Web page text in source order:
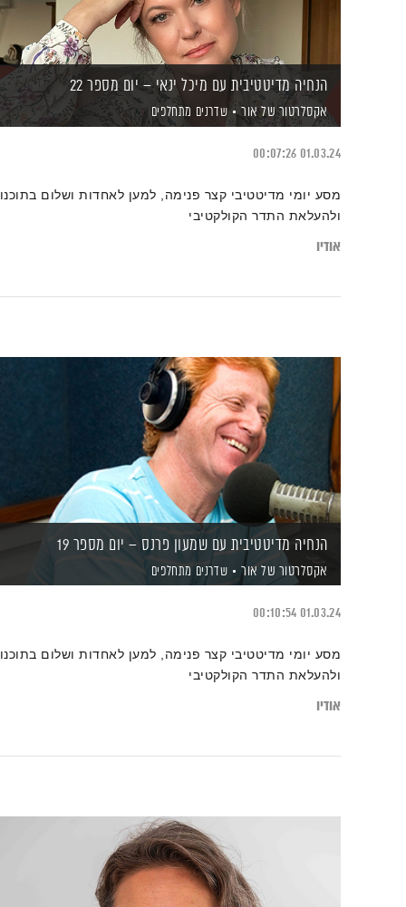
הנחיה מדיטטיבית עם מיכל ינאי – יום מספר 22
אקסלרטור של אור שדרנים מתחלפים
01.03.24
00:07:26
מסע יומי מדיטטיבי קצר פנימה, למען לאחדות ושלום בתוכנו
ולהעלאת התדר הקולקטיבי
אודיו
הנחיה מדיטטיבית עם שמעון פרנס – יום מספר 19
אקסלרטור של אור שדרנים מתחלפים
01.03.24
00:10:54
מסע יומי מדיטטיבי קצר פנימה, למען לאחדות ושלום בתוכנו
ולהעלאת התדר הקולקטיבי
אודיו